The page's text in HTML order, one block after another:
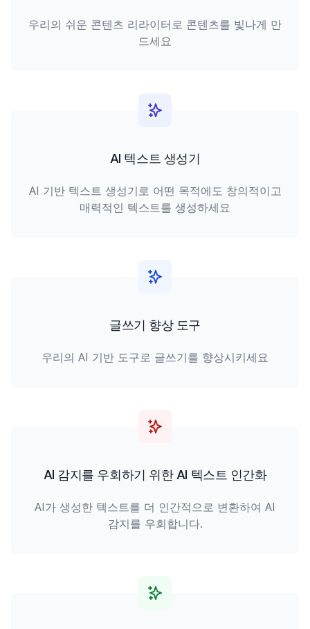
우리의 쉬운 콘텐츠 리라이터로 콘텐츠를 빛나게 만
드세요
AI 텍스트 생성기
AI 기반 텍스트 생성기로 어떤 목적에도 창의적이고
매력적인 텍스트를 생성하세요
글쓰기 향상 도구
우리의 AI 기반 도구로 글쓰기를 향상시키세요
AI 감지를 우회하기 위한 AI 텍스트 인간화
AI가 생성한 텍스트를 더 인간적으로 변환하여 AI
감지를 우회합니다.